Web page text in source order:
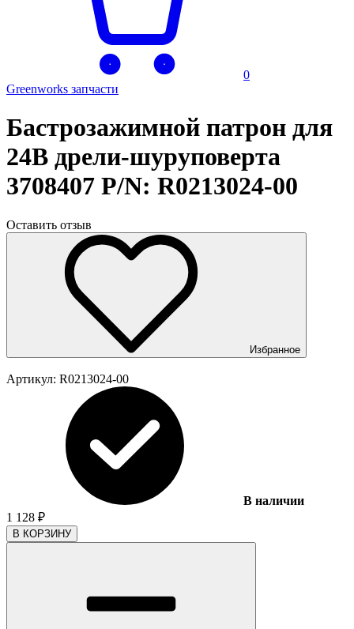
0
Greenworks запчасти
Бастрозажимной патрон для
24В дрели-шуруповерта
3708407 P/N: R0213024-00
Оставить отзыв
Избранное
Артикул: R0213024-00
В наличии
1 128 ₽
В КОРЗИНУ